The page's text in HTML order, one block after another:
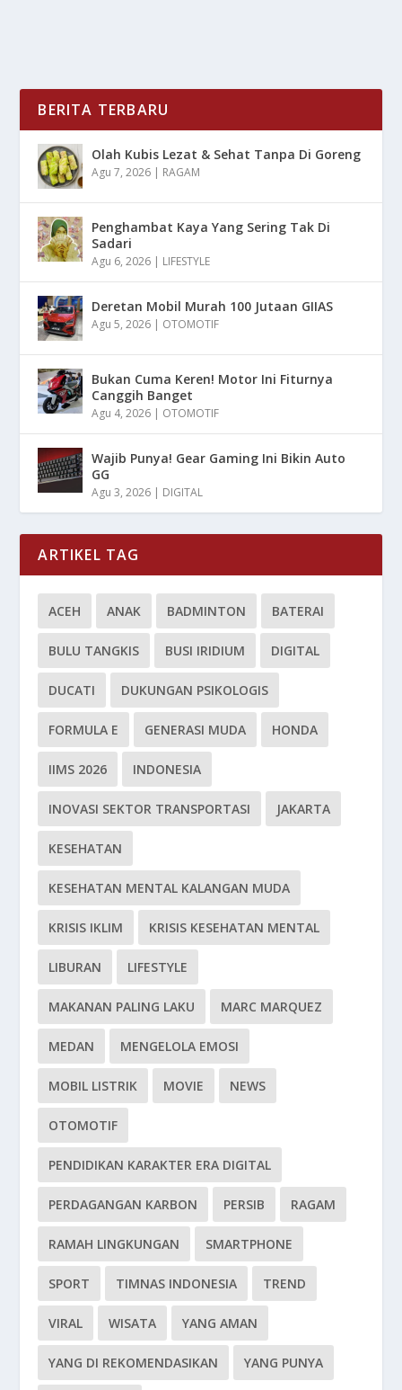
BERITA TERBARU
Olah Kubis Lezat & Sehat Tanpa Di Goreng
Agu 7, 2026 | RAGAM
Penghambat Kaya Yang Sering Tak Di
Sadari
Agu 6, 2026 | LIFESTYLE
Deretan Mobil Murah 100 Jutaan GIIAS
Agu 5, 2026 | OTOMOTIF
Bukan Cuma Keren! Motor Ini Fiturnya
Canggih Banget
Agu 4, 2026 | OTOMOTIF
Wajib Punya! Gear Gaming Ini Bikin Auto
GG
Agu 3, 2026 | DIGITAL
ARTIKEL TAG
ACEH ANAK BADMINTON BATERAI
BULU TANGKIS BUSI IRIDIUM DIGITAL
DUCATI DUKUNGAN PSIKOLOGIS
FORMULA E GENERASI MUDA HONDA
IIMS 2026 INDONESIA
INOVASI SEKTOR TRANSPORTASI JAKARTA
KESEHATAN
KESEHATAN MENTAL KALANGAN MUDA
KRISIS IKLIM KRISIS KESEHATAN MENTAL
LIBURAN LIFESTYLE
MAKANAN PALING LAKU MARC MARQUEZ
MEDAN MENGELOLA EMOSI
MOBIL LISTRIK MOVIE NEWS
OTOMOTIF
PENDIDIKAN KARAKTER ERA DIGITAL
PERDAGANGAN KARBON PERSIB RAGAM
RAMAH LINGKUNGAN SMARTPHONE
SPORT TIMNAS INDONESIA TREND
VIRAL WISATA YANG AMAN
YANG DI REKOMENDASIKAN YANG PUNYA